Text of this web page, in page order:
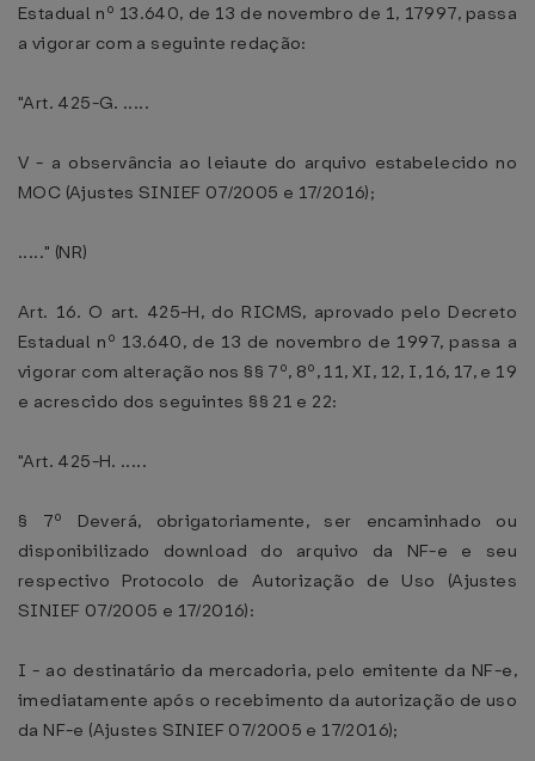
Estadual nº 13.640, de 13 de novembro de 1, 17997, passa
a vigorar com a seguinte redação:
"Art. 425-G. .....
V - a observância ao leiaute do arquivo estabelecido no
MOC (Ajustes SINIEF 07/2005 e 17/2016);
....." (NR)
Art. 16. O art. 425-H, do RICMS, aprovado pelo Decreto
Estadual nº 13.640, de 13 de novembro de 1997, passa a
vigorar com alteração nos §§ 7º, 8º, 11, XI, 12, I, 16, 17, e 19
e acrescido dos seguintes §§ 21 e 22:
"Art. 425-H. .....
§ 7º Deverá, obrigatoriamente, ser encaminhado ou
disponibilizado download do arquivo da NF-e e seu
respectivo Protocolo de Autorização de Uso (Ajustes
SINIEF 07/2005 e 17/2016):
I - ao destinatário da mercadoria, pelo emitente da NF-e,
imediatamente após o recebimento da autorização de uso
da NF-e (Ajustes SINIEF 07/2005 e 17/2016);